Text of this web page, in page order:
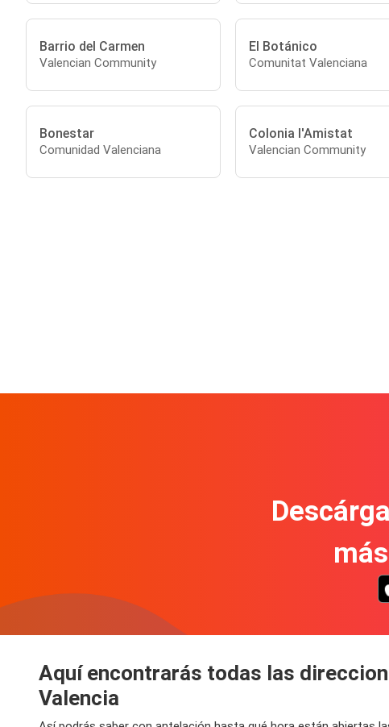
Barrio del Carmen
Valencian Community
El Botánico
Comunitat Valenciana
Bonestar
Comunidad Valenciana
Colonia l'Amistat
Valencian Community
Aquí encontrarás todas las
Valencia